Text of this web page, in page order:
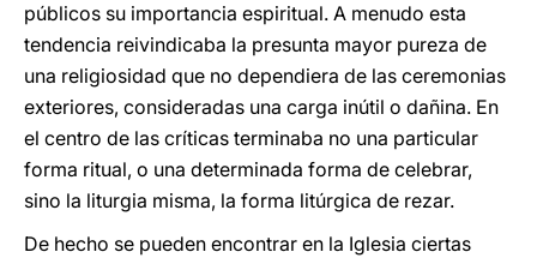
públicos su importancia espiritual. A menudo esta
tendencia reivindicaba la presunta mayor pureza de
una religiosidad que no dependiera de las ceremonias
exteriores, consideradas una carga inútil o dañina. En
el centro de las críticas terminaba no una particular
forma ritual, o una determinada forma de celebrar,
sino la liturgia misma, la forma litúrgica de rezar.
De hecho se pueden encontrar en la Iglesia ciertas